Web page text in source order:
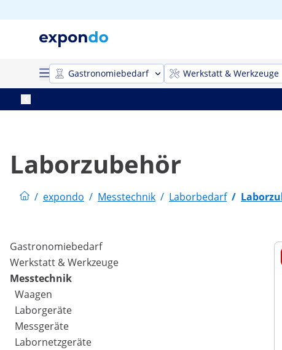
Gastronomiebedarf Werkstatt & Werkzeuge
Laborzubehör
/ expondo / Messtechnik / Laborbedarf /
Gastronomiebedarf
Werkstatt & Werkzeuge
Messtechnik
Waagen
Laborgeräte
Messgeräte
Labornetzgeräte